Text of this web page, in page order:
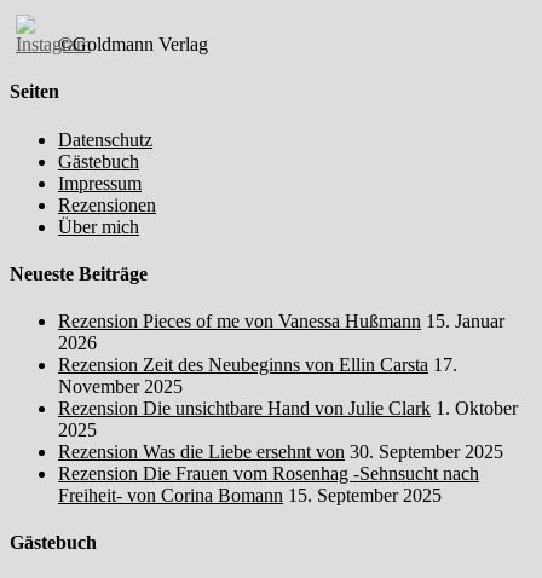
©Goldmann Verlag
Seiten
Datenschutz
Gästebuch
Impressum
Rezensionen
Über mich
Neueste Beiträge
Rezension Pieces of me von Vanessa Hußmann 15. Januar
2026
Rezension Zeit des Neubeginns von Ellin Carsta 17.
November 2025
Rezension Die unsichtbare Hand von Julie Clark 1. Oktober
2025
Rezension Was die Liebe ersehnt von 30. September 2025
Rezension Die Frauen vom Rosenhag -Sehnsucht nach
Freiheit- von Corina Bomann 15. September 2025
Gästebuch